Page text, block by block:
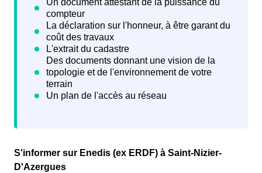
S'informer sur Enedis (ex ERDF) à Saint-Nizier-
D'Azergues